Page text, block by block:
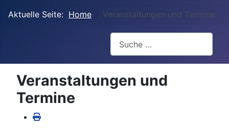
Aktuelle Seite: Home Veranstaltungen und Termine
Veranstaltungen und
Termine